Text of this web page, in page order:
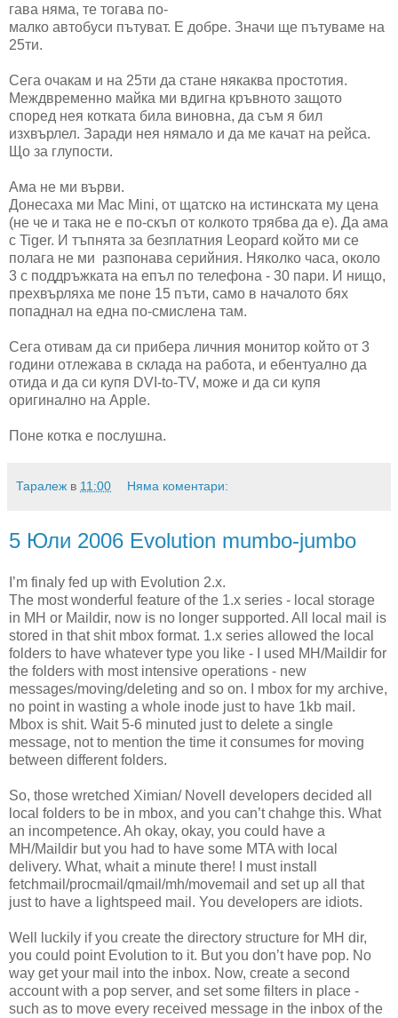
гава няма, те тогава по-
малко автобуси пътуват. Е добре. Значи ще пътуваме на
25ти.
Сега очакам и на 25ти да стане някаква простотия.
Междвременно майка ми вдигна кръвното защото
според нея котката била виновна, да съм я бил
изхвърлел. Заради нея нямало и да ме качат на рейса.
Що за глупости.
Ама не ми върви.
Донесаха ми Mac Mini, от щатско на истинската му цена
(не че и така не е по-скъп от колкото трябва да е). Да ама
с Tiger. И тъпнята за безплатния Leopard който ми се
полага не ми разпонава серийния. Няколко часа, около
3 с поддръжката на епъл по телефона - 30 пари. И нищо,
прехвърляха ме поне 15 пъти, само в началото бях
попаднал на една по-смислена там.
Сега отивам да си прибера личния монитор който от 3
години отлежава в склада на работа, и ебентуално да
отида и да си купя DVI-to-TV, може и да си купя
оригинално на Apple.
Поне котка е послушна.
Таралеж в 11:00 Няма коментари:
5 Юли 2006 Evolution mumbo-jumbo
I’m finaly fed up with Evolution 2.x.
The most wonderful feature of the 1.x series - local storage
in MH or Maildir, now is no longer supported. All local mail is
stored in that shit mbox format. 1.x series allowed the local
folders to have whatever type you like - I used MH/Maildir for
the folders with most intensive operations - new
messages/moving/deleting and so on. I mbox for my archive,
no point in wasting a whole inode just to have 1kb mail.
Mbox is shit. Wait 5-6 minuted just to delete a single
message, not to mention the time it consumes for moving
between different folders.
So, those wretched Ximian/ Novell developers decided all
local folders to be in mbox, and you can’t chahge this. What
an incompetence. Ah okay, okay, you could have a
MH/Maildir but you had to have some MTA with local
delivery. What, whait a minute there! I must install
fetchmail/procmail/qmail/mh/movemail and set up all that
just to have a lightspeed mail. You developers are idiots.
Well luckily if you create the directory structure for MH dir,
you could point Evolution to it. But you don’t have pop. No
way get your mail into the inbox. Now, create a second
account with a pop server, and set some filters in place -
such as to move every received message in the inbox of the